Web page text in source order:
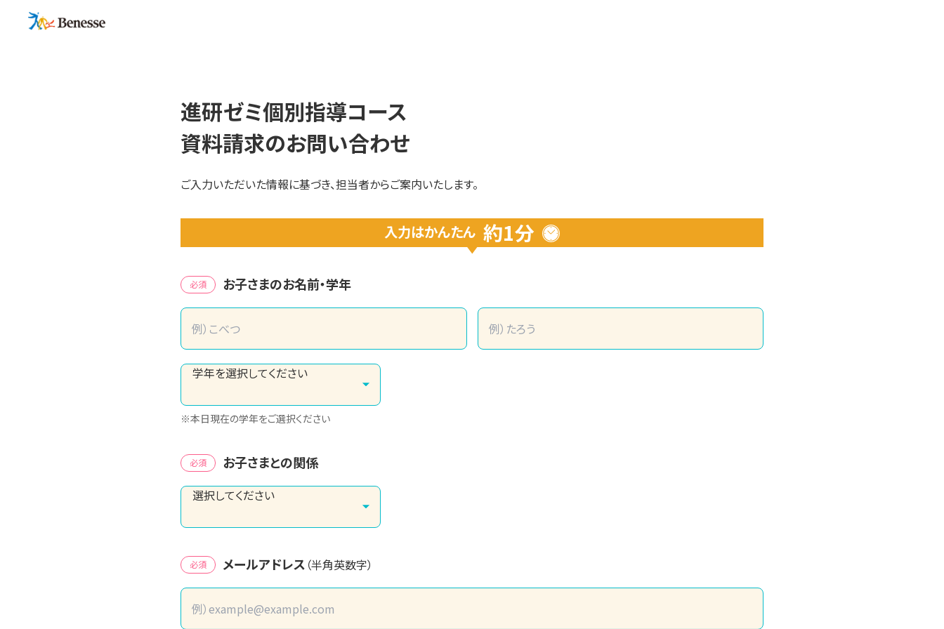
進研ゼミ個別指導コース
資料請求のお問い合わせ
ご入力いただいた情報に基づき、担当者からご案内いたします。
入力はかんたん 約1分
必須 お子さまのお名前・学年
※本日現在の学年をご選択ください
必須 お子さまとの関係
必須 メールアドレス （半角英数字）